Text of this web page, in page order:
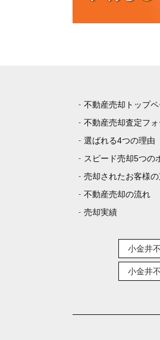
不動産売却トップ
不動産売却査定フ
選ばれる4つの理由
スピード売却5つの
売却されたお客様
不動産売却の流れ
売却実績
小金井
小金井